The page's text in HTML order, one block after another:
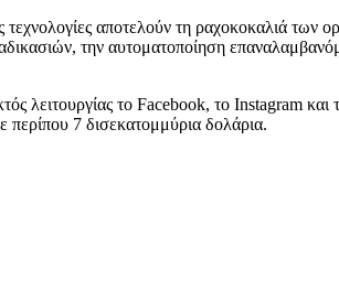
αποτελούν τη ραχοκοκαλιά των
την αυτοματοποίηση
λειτουργίας το Facebook, το Instagram
7 δισεκατομμύρια δολάρια.